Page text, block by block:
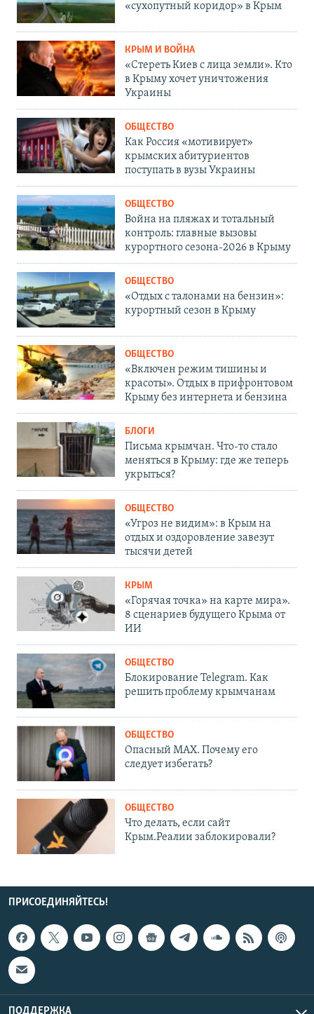
«сухопутный коридор» в Крым
КРЫМ И ВОЙНА
«Стереть Киев с лица земли». Кто
в Крыму хочет уничтожения
Украины
ОБЩЕСТВО
Как Россия «мотивирует»
крымских абитуриентов
поступать в вузы Украины
ОБЩЕСТВО
Война на пляжах и тотальный
контроль: главные вызовы
курортного сезона-2026 в Крыму
ОБЩЕСТВО
«Отдых с талонами на бензин»:
курортный сезон в Крыму
ОБЩЕСТВО
«Включен режим тишины и
красоты». Отдых в прифронтовом
Крыму без интернета и бензина
БЛОГИ
Письма крымчан. Что-то стало
меняться в Крыму: где же теперь
укрыться?
ОБЩЕСТВО
«Угроз не видим»: в Крым на
отдых и оздоровление завезут
тысячи детей
КРЫМ
«Горячая точка» на карте мира».
8 сценариев будущего Крыма от
ИИ
ОБЩЕСТВО
Блокирование Telegram. Как
решить проблему крымчанам
ОБЩЕСТВО
Опасный MAX. Почему его
следует избегать?
ОБЩЕСТВО
Что делать, если сайт
Крым.Реалии заблокировали?
ПРИСОЕДИНЯЙТЕСЬ!
ПОДДЕРЖКА